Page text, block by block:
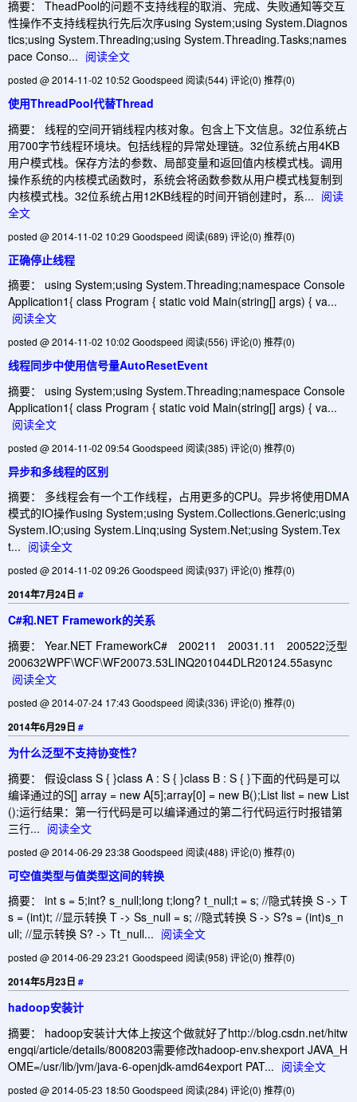
摘要： TheadPool的问题不支持线程的取消、完成、失败通知等交互
性操作不支持线程执行先后次序using System;using System.Diagnos
tics;using System.Threading;using System.Threading.Tasks;names
pace Conso... 阅读全文
posted @ 2014-11-02 10:52 Goodspeed 阅读(544) 评论(0) 推荐(0)
使用ThreadPool代替Thread
摘要： 线程的空间开销线程内核对象。包含上下文信息。32位系统占
用700字节线程环境块。包括线程的异常处理链。32位系统占用4KB
用户模式栈。保存方法的参数、局部变量和返回值内核模式栈。调用
操作系统的内核模式函数时，系统会将函数参数从用户模式栈复制到
内核模式栈。32位系统占用12KB线程的时间开销创建时，系... 阅读
全文
posted @ 2014-11-02 10:29 Goodspeed 阅读(689) 评论(0) 推荐(0)
正确停止线程
摘要： using System;using System.Threading;namespace Console
Application1{ class Program { static void Main(string[] args) { va...
阅读全文
posted @ 2014-11-02 10:02 Goodspeed 阅读(556) 评论(0) 推荐(0)
线程同步中使用信号量AutoResetEvent
摘要： using System;using System.Threading;namespace Console
Application1{ class Program { static void Main(string[] args) { va...
阅读全文
posted @ 2014-11-02 09:54 Goodspeed 阅读(385) 评论(0) 推荐(0)
异步和多线程的区别
摘要： 多线程会有一个工作线程，占用更多的CPU。异步将使用DMA
模式的IO操作using System;using System.Collections.Generic;using
System.IO;using System.Linq;using System.Net;using System.Tex
t... 阅读全文
posted @ 2014-11-02 09:26 Goodspeed 阅读(937) 评论(0) 推荐(0)
2014年7月24日 #
C#和.NET Framework的关系
摘要： Year.NET FrameworkC# 200211 20031.11 200522泛型
200632WPF\WCF\WF20073.53LINQ201044DLR20124.55async
阅读全文
posted @ 2014-07-24 17:43 Goodspeed 阅读(336) 评论(0) 推荐(0)
2014年6月29日 #
为什么泛型不支持协变性？
摘要： 假设class S { }class A : S { }class B : S { }下面的代码是可以
编译通过的S[] array = new A[5];array[0] = new B();List list = new List
();运行结果：第一行代码是可以编译通过的第二行代码运行时报错第
三行... 阅读全文
posted @ 2014-06-29 23:38 Goodspeed 阅读(488) 评论(0) 推荐(0)
可空值类型与值类型这间的转换
摘要： int s = 5;int? s_null;long t;long? t_null;t = s; //隐式转换 S -> T
s = (int)t; //显示转换 T -> Ss_null = s; //隐式转换 S -> S?s = (int)s_n
ull; //显示转换 S? -> Tt_null... 阅读全文
posted @ 2014-06-29 23:21 Goodspeed 阅读(958) 评论(0) 推荐(0)
2014年5月23日 #
hadoop安装计
摘要： hadoop安装计大体上按这个做就好了http://blog.csdn.net/hitw
engqi/article/details/8008203需要修改hadoop-env.shexport JAVA_H
OME=/usr/lib/jvm/java-6-openjdk-amd64export PAT... 阅读全文
posted @ 2014-05-23 18:50 Goodspeed 阅读(284) 评论(0) 推荐(0)